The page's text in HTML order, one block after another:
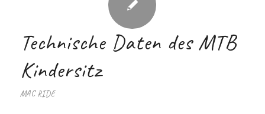
Technische Daten des MTB
Kindersitz
MAC RIDE